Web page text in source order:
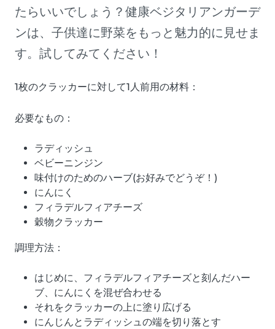
たらいいでしょう？健康ベジタリアンガーデ
ンは、子供達に野菜をもっと魅力的に見せま
す。試してみてください！
1枚のクラッカーに対して1人前用の材料：
必要なもの：
ラディッシュ
ベビーニンジン
味付けのためのハーブ(お好みでどうぞ！)
にんにく
フィラデルフィアチーズ
穀物クラッカー
調理方法：
はじめに、フィラデルフィアチーズと刻んだハー
ブ、にんにくを混ぜ合わせる
それをクラッカーの上に塗り広げる
にんじんとラディッシュの端を切り落とす